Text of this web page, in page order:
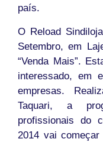
país.
O Reload
Setembro, em
“Venda Mais”.
interessado, em
empresas.
Taquari, a
profissionais do
2014 vai